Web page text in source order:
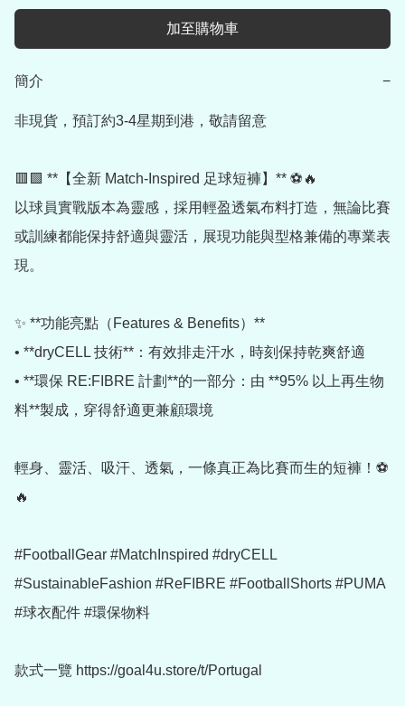
加至購物車
簡介 −
非現貨，預訂約3-4星期到港，敬請留意
🟥🟩 **【全新 Match-Inspired 足球短褲】** ⚽🔥
以球員實戰版本為靈感，採用輕盈透氣布料打造，無論比賽
或訓練都能保持舒適與靈活，展現功能與型格兼備的專業表
現。
✨ **功能亮點（Features & Benefits）**
• **dryCELL 技術**：有效排走汗水，時刻保持乾爽舒適
• **環保 RE:FIBRE 計劃**的一部分：由 **95% 以上再生物
料**製成，穿得舒適更兼顧環境
輕身、靈活、吸汗、透氣，一條真正為比賽而生的短褲！⚽
🔥
#FootballGear #MatchInspired #dryCELL
#SustainableFashion #ReFIBRE #FootballShorts #PUMA
#球衣配件 #環保物料
款式一覽 https://goal4u.store/t/Portugal